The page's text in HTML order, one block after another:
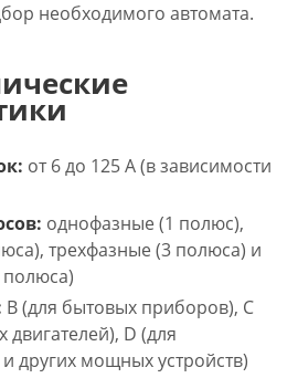
необходимого автомата.
от 6 до 125 А (в зависимости
однофазные (1 полюс),
трехфазные (3 полюса) и
B (для бытовых приборов), C
двигателей), D (для
других мощных устройств)